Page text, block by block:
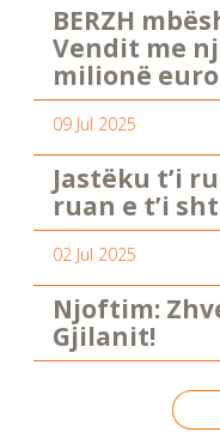
BERZH
Vendit me
milionë
09 Jul 2025
Jastëku t’i
ruan e t’i
02 Jul 2025
Njoftim:
Gjilanit!